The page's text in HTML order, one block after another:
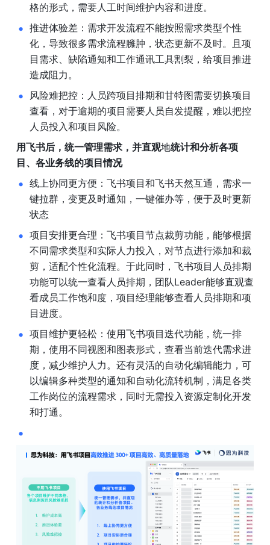
格的形式，需要人工时间维护内容和进度。
推进体验差：需求开发流程不能按照需求类型个性
化，导致很多需求流程臃肿，状态更新不及时。且项
目需求、缺陷通知和工作通讯工具割裂，给项目推进
造成阻力。
风险难把控：人员跨项目排期和甘特图需要切换项目
查看，对于逾期的项目需要人员自发提醒，难以把控
人员投入和项目风险。
用飞书后，统一管理需求，并直观地统计和分析各项
目、各业务线的项目情况
线上协同更方便：飞书项目和飞书天然互通，需求一
键拉群，变更及时通知，一键催办等，便于及时更新
状态
项目安排更合理：飞书项目节点裁剪功能，能够根据
不同需求类型和实际人力投入，对节点进行添加和裁
剪，适配个性化流程。于此同时，飞书项目人员排期
功能可以统一查看人员排期，团队Leader能够直观查
看成员工作饱和度，项目经理能够查看人员排期和项
目进度。
项目维护更轻松：使用飞书项目迭代功能，统一排
期，使用不同视图和图表形式，查看当前迭代需求进
度，减少维护人力。还有灵活的自动化编辑能力，可
以编辑多种类型的通知和自动化流转机制，满足各类
工作岗位的流程需求，同时无需投入资源定制化开发
和打通。